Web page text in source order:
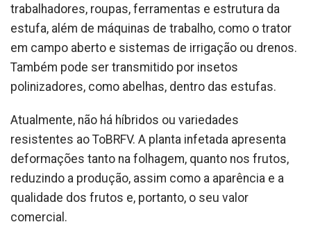
trabalhadores, roupas, ferramentas e estrutura da
estufa, além de máquinas de trabalho, como o trator
em campo aberto e sistemas de irrigação ou drenos.
Também pode ser transmitido por insetos
polinizadores, como abelhas, dentro das estufas.
Atualmente, não há híbridos ou variedades
resistentes ao ToBRFV. A planta infetada apresenta
deformações tanto na folhagem, quanto nos frutos,
reduzindo a produção, assim como a aparência e a
qualidade dos frutos e, portanto, o seu valor
comercial.